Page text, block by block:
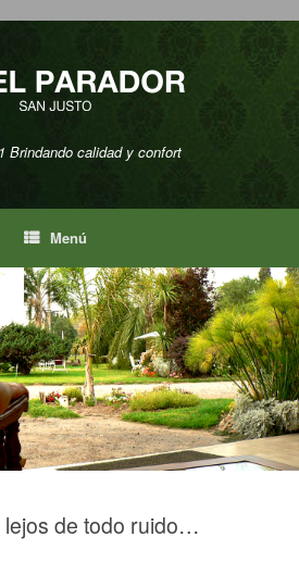
Brindando calidad y confort
Menú
lejos de todo ruido…